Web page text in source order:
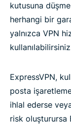
kutusuna
herhangi bir
yalnızca VPN
ExpressVPN,
posta
ihlal ederse
risk oluşturursa